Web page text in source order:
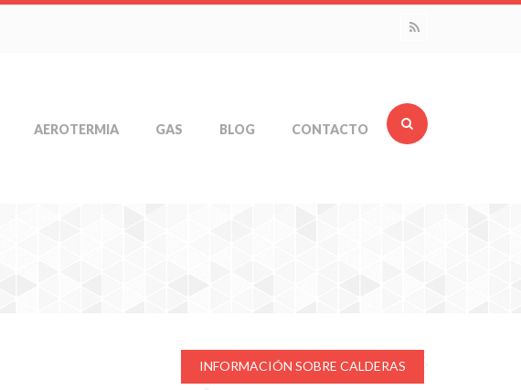
AEROTERMIA GAS BLOG CONTACTO
INFORMACIÓN SOBRE CALDERAS